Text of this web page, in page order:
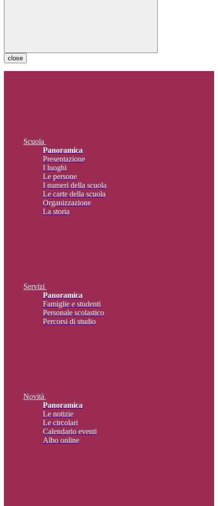
close
Scuola
Panoramica
Presentazione
I luoghi
Le persone
I numeri della scuola
Le carte della scuola
Organizzazione
La storia
Servizi
Panoramica
Famiglie e studenti
Personale scolastico
Percorsi di studio
Novità
Panoramica
Le notizie
Le circolari
Calendario eventi
Albo online